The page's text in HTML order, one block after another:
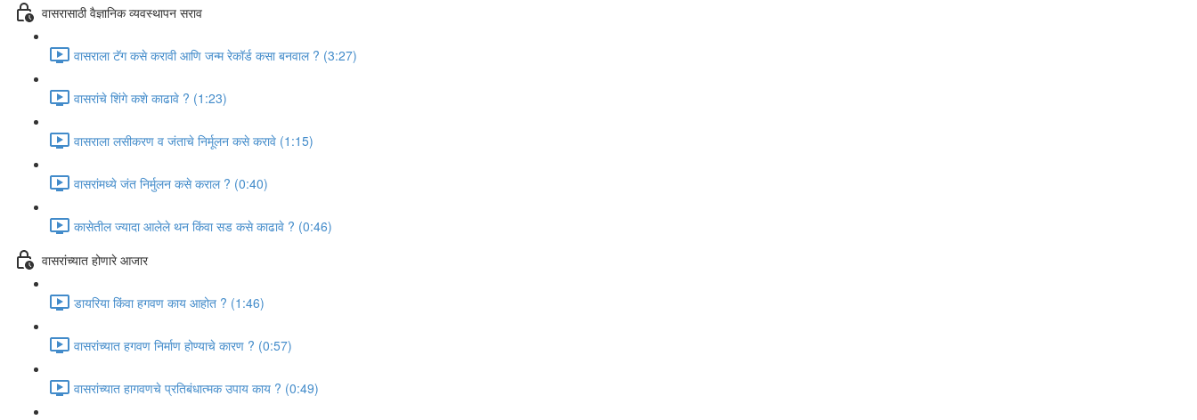
वासरासाठी वैज्ञानिक व्यवस्थापन सराव
वासराला टॅग कसे करावी आणि जन्म रेकॉर्ड कसा बनवाल ? (3:27)
वासरांचे शिंगे कशे काढावे ? (1:23)
वासराला लसीकरण व जंताचे निर्मूलन कसे करावे (1:15)
वासरांमध्ये जंत निर्मुलन कसे कराल ? (0:40)
कासेतील ज्यादा आलेले थन किंवा सड कसे काढावे ? (0:46)
वासरांच्यात होणारे आजार
डायरिया किंवा हगवण काय आहोत ? (1:46)
वासरांच्यात हगवण निर्माण होण्याचे कारण ? (0:57)
वासरांच्यात हागवणचे प्रतिबंधात्मक उपाय काय ? (0:49)